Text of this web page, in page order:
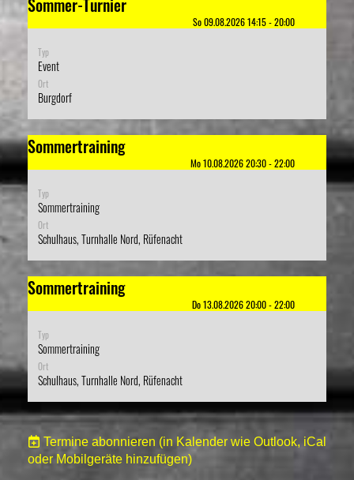
Sommer-Turnier
So 09.08.2026 14:15 - 20:00
Typ
Event
Ort
Burgdorf
Sommertraining
Mo 10.08.2026 20:30 - 22:00
Typ
Sommertraining
Ort
Schulhaus, Turnhalle Nord, Rüfenacht
Sommertraining
Do 13.08.2026 20:00 - 22:00
Typ
Sommertraining
Ort
Schulhaus, Turnhalle Nord, Rüfenacht
Termine abonnieren (in Kalender wie Outlook, iCal
oder Mobilgeräte hinzufügen)